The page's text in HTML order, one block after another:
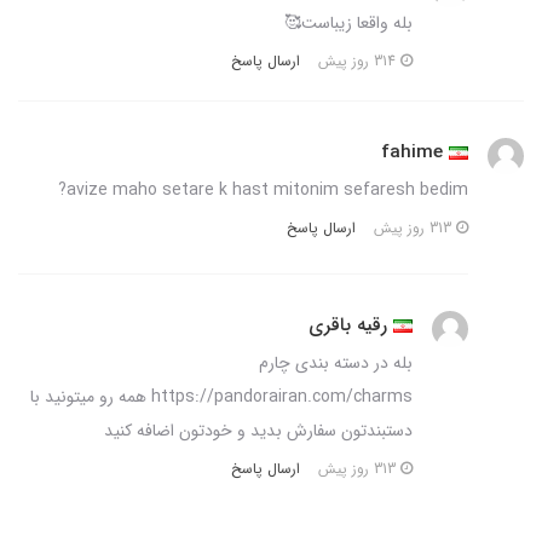
بله واقعا زیباست🥰
ارسال پاسخ
fahime
avize maho setare k hast mitonim sefaresh bedim?
ارسال پاسخ
رقیه باقری
بله در دسته بندی چارم
https://pandorairan.com/charms همه رو میتونید با
دستبندتون سفارش بدید و خودتون اضافه کنید
ارسال پاسخ